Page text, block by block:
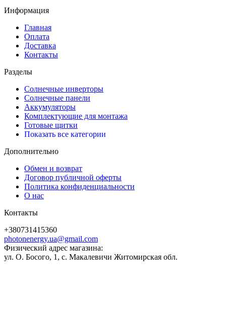
Информация
Главная
Оплата
Доставка
Контакты
Разделы
Солнечные инверторы
Солнечные панели
Аккумуляторы
Комплектующие для монтажа
Готовые щитки
Показать все категории
Дополнительно
Обмен и возврат
Договор публичной оферты
Политика конфиденциальности
О нас
Контакты
+380731415360
photonenergy.ua@gmail.com
Физический адрес магазина:
ул. О. Босого, 1, с. Макалевичи Житомирская обл.